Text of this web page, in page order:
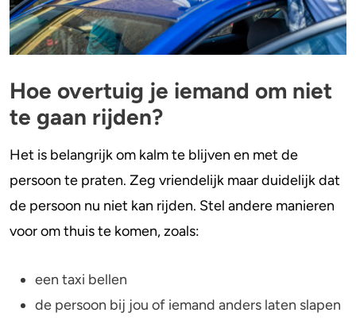
Hoe overtuig je iemand om niet
te gaan rijden?
Het is belangrijk om kalm te blijven en met de
persoon te praten. Zeg vriendelijk maar duidelijk dat
de persoon nu niet kan rijden. Stel andere manieren
voor om thuis te komen, zoals:
een taxi bellen
de persoon bij jou of iemand anders laten slapen